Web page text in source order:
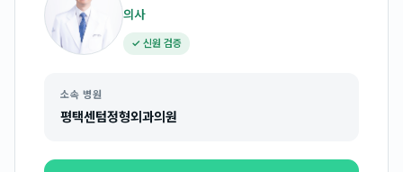
의사
✓ 신원 검증
소속 병원
평택센텀정형외과의원